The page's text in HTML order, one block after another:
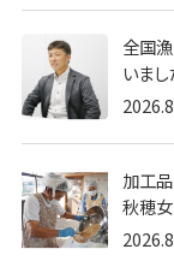
全国
いまし
加工
秋穂